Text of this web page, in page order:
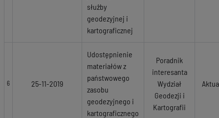
służby
geodezyjnej i
kartograficznej
6 25-11-2019
Udostępnienie
materiałów z
państwowego
zasobu
geodezyjnego i
kartograficznego
Poradnik
interesanta
Wydział
Geodezji i
Kartografii